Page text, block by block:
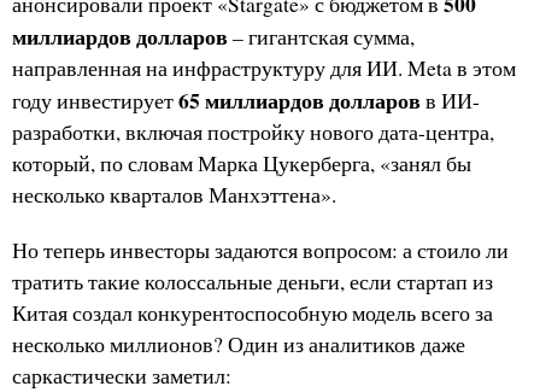
миллиардов долларов– гигантская сумма,
направленная на инфраструктуру для ИИ. Meta в этом
году инвестирует65 миллиардов долларовв ИИ-
разработки, включая постройку нового дата-центра,
который, по словам Марка Цукерберга, «занял бы
несколько кварталов Манхэттена».
Но теперь инвесторы задаются вопросом: а стоило ли
тратить такие колоссальные деньги, если стартап из
Китая создал конкурентоспособную модель всего за
несколько миллионов? Один из аналитиков даже
саркастически заметил: